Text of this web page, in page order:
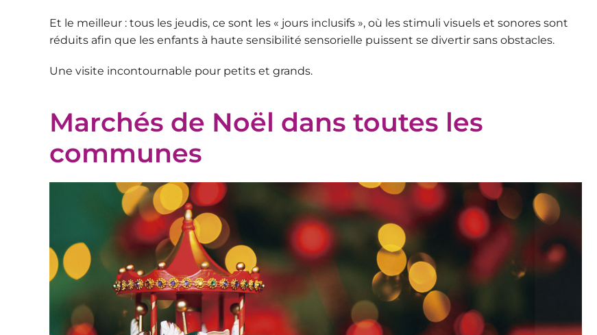
Et le meilleur : tous les jeudis, ce sont les « jours inclusifs », où les stimuli visuels et sonores sont
réduits afin que les enfants à haute sensibilité sensorielle puissent se divertir sans obstacles.
Une visite incontournable pour petits et grands.
Marchés de Noël dans toutes les
communes